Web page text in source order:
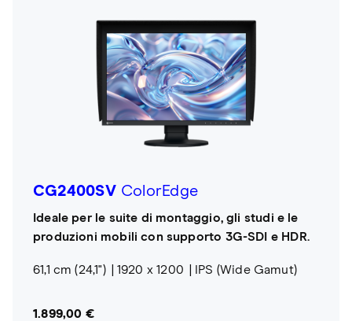
CG2400SVColorEdge
Ideale per le suite di montaggio, gli studi e le
produzioni mobili con supporto 3G-SDI e HDR.
61,1 cm (24,1") 1920 x 1200 IPS (Wide Gamut)
1.899,00 €